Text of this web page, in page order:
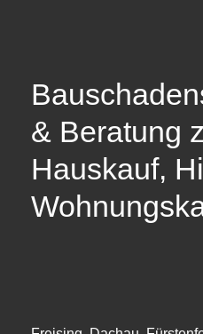
& Beratung
Hauskauf,